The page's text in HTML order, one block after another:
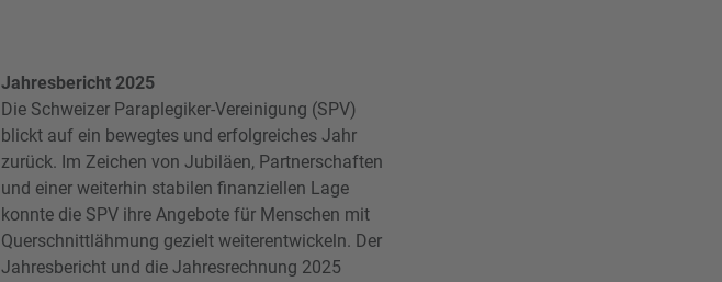
Jahresbericht 2025
Die Schweizer Paraplegiker-Vereinigung (SPV)
blickt auf ein bewegtes und erfolgreiches Jahr
zurück. Im Zeichen von Jubiläen, Partnerschaften
und einer weiterhin stabilen finanziellen Lage
konnte die SPV ihre Angebote für Menschen mit
Querschnittlähmung gezielt weiterentwickeln. Der
Jahresbericht und die Jahresrechnung 2025